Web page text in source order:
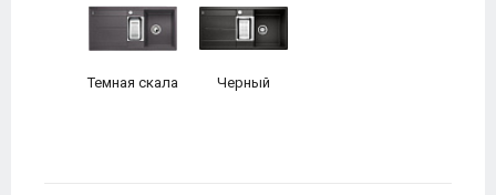
Темная скала Черный